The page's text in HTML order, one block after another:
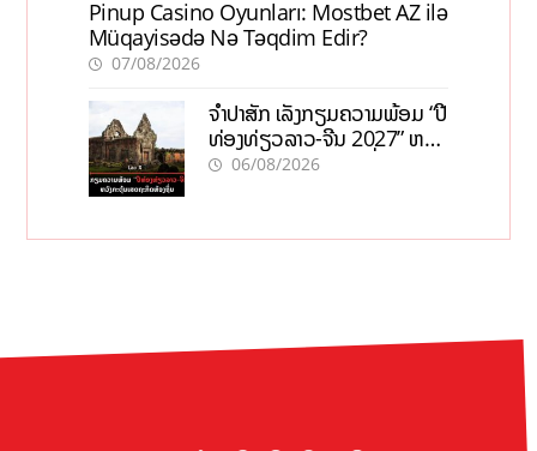
Pinup Casino Oyunları: Mostbet AZ ilə
Müqayisədə Nə Təqdim Edir?
07/08/2026
ຈຳປາສັກ ເລັ່ງກຽມຄວາມພ້ອມ “ປີ
ທ່ອງທ່ຽວລາວ-ຈີນ 2027” ຫວັງ
ກະຕຸ້ນເສດຖະກິດທ້ອງຖິ່ນ
06/08/2026